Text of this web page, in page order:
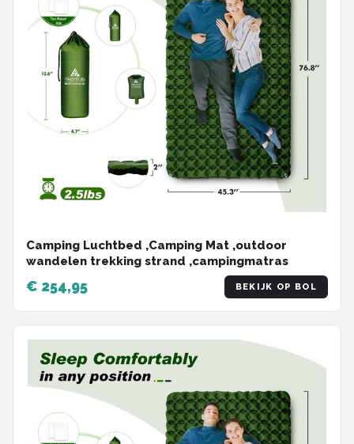
Camping Luchtbed ,Camping Mat ,outdoor
wandelen trekking strand ,campingmatras
€ 254,95 BEKIJK OP BOL